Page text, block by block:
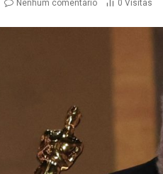
Nenhum comentário 0 Visitas